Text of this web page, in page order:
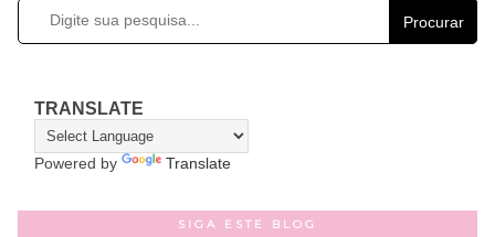
Procurar
TRANSLATE
Powered by Translate
SIGA ESTE BLOG